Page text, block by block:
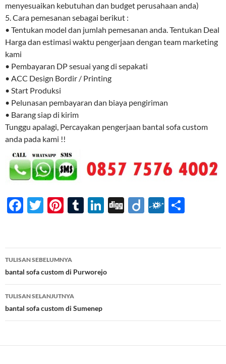
menyesuaikan kebutuhan dan budget perusahaan anda)
5. Cara pemesanan sebagai berikut :
• Tentukan model dan jumlah pemesanan anda. Tentukan Deal
Harga dan estimasi waktu pengerjaan dengan team marketing
kami
• Pembayaran DP sesuai yang di sepakati
• ACC Design Bordir / Printing
• Start Produksi
• Pelunasan pembayaran dan biaya pengiriman
• Barang siap di kirim
Tunggu apalagi, Percayakan pengerjaan bantal sofa custom
anda pada kami !!
F
b
o
o
k
T
er
Pi
es
t
T
bl
r
Li
e
dI
n
Di Di F
d e
Navigasi
Tulisan
TULISAN SEBELUMNYA
bantal sofa custom di Purworejo
TULISAN SELANJUTNYA
bantal sofa custom di Sumenep